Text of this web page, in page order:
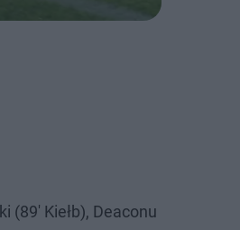
(89' Kiełb), Deaconu